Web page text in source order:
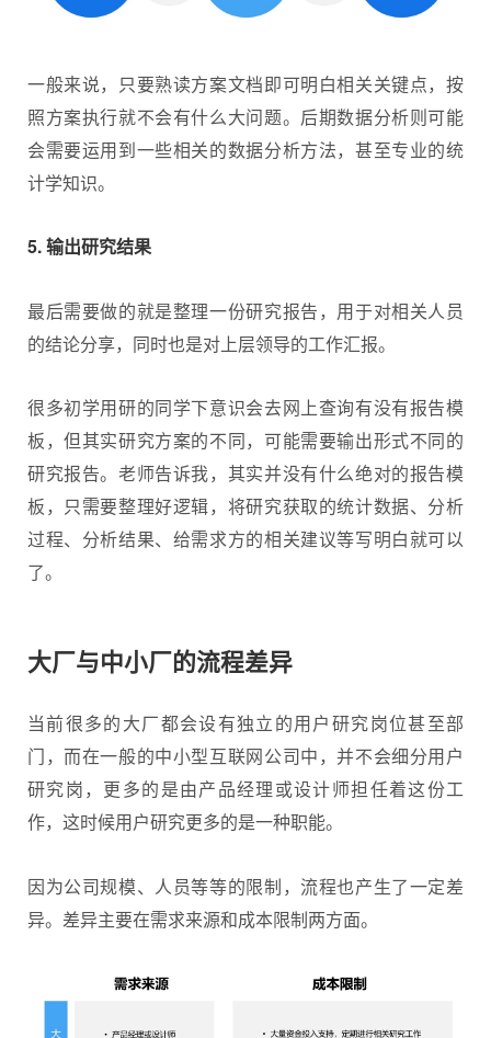
一般来说，只要熟读方案文档即可明白相关关键点，按
照方案执行就不会有什么大问题。后期数据分析则可能
会需要运用到一些相关的数据分析方法，甚至专业的统
计学知识。
5. 输出研究结果
最后需要做的就是整理一份研究报告，用于对相关人员
的结论分享，同时也是对上层领导的工作汇报。
很多初学用研的同学下意识会去网上查询有没有报告模
板，但其实研究方案的不同，可能需要输出形式不同的
研究报告。老师告诉我，其实并没有什么绝对的报告模
板，只需要整理好逻辑，将研究获取的统计数据、分析
过程、分析结果、给需求方的相关建议等写明白就可以
了。
大厂与中小厂的流程差异
当前很多的大厂都会设有独立的用户研究岗位甚至部
门，而在一般的中小型互联网公司中，并不会细分用户
研究岗，更多的是由产品经理或设计师担任着这份工
作，这时候用户研究更多的是一种职能。
因为公司规模、人员等等的限制，流程也产生了一定差
异。差异主要在需求来源和成本限制两方面。